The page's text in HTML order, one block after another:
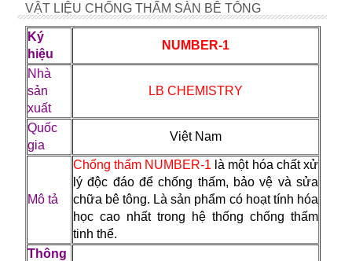
VẬT LIỆU CHỐNG THẤM SÀN BÊ TÔNG
Ký
hiệu
NUMBER-1
Nhà
sản
xuất
LB CHEMISTRY
Quốc
gia
Việt Nam
Mô tả
Chống thấm NUMBER-1 là một hóa chất xử
lý độc đáo để chống thấm, bảo vệ và sửa
chữa bê tông. Là sản phẩm có hoạt tính hóa
học cao nhất trong hệ thống chống thấm
tinh thể.
Thông